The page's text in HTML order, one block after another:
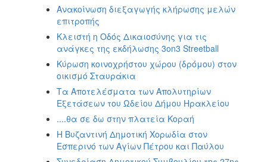
Aνακοίνωση διεξαγωγής κλήρωσης μελών
επιτροπής
Κλειστή η Οδός Δικαιοσύνης για τις
ανάγκες της εκδήλωσης 3on3 Streetball
Κύρωση κοινοχρήστου χώρου (δρόμου) στον
οικισμό Σταυράκια
Τα Αποτελέσματα των Απολυτηρίων
Εξετάσεων του Ωδείου Δήμου Ηρακλείου
....θα σε δω στην πλατεία Κοραή
Η Βυζαντινή Δημοτική Χορωδία στον
Εσπερινό των Αγίων Πέτρου και Παύλου